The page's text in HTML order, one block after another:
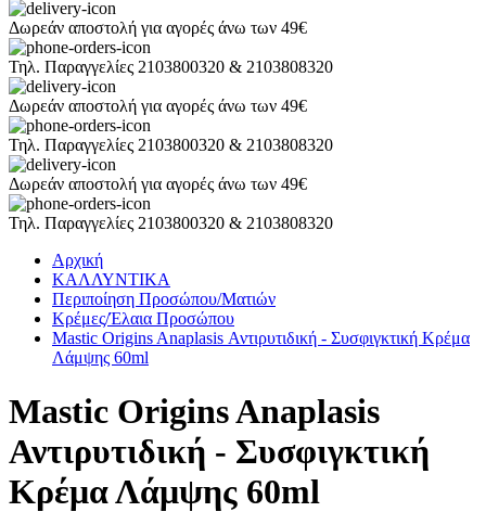
Δωρεάν αποστολή για αγορές άνω των 49€
Τηλ. Παραγγελίες 2103800320 & 2103808320
Δωρεάν αποστολή για αγορές άνω των 49€
Τηλ. Παραγγελίες 2103800320 & 2103808320
Δωρεάν αποστολή για αγορές άνω των 49€
Τηλ. Παραγγελίες 2103800320 & 2103808320
Αρχική
ΚΑΛΛΥΝΤΙΚΑ
Περιποίηση Προσώπου/Ματιών
Κρέμες/Έλαια Προσώπου
Mastic Origins Anaplasis Αντιρυτιδική - Συσφιγκτική Κρέμα
Λάμψης 60ml
Mastic Origins Anaplasis
Αντιρυτιδική - Συσφιγκτική
Κρέμα Λάμψης 60ml